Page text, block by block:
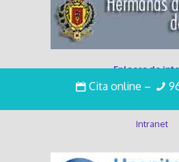
Cita online –
Enlaces de
Intranet